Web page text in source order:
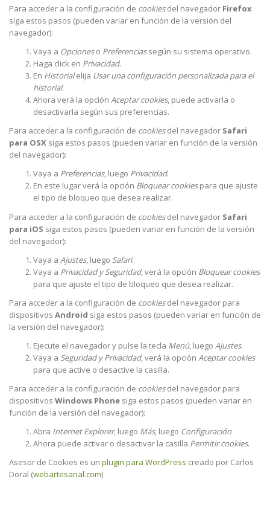
Para acceder a la configuración de cookiesdel navegador Firefox
siga estos pasos (pueden variar en función de la versión del
navegador):
Vaya a Opcioneso Preferenciassegún su sistema operativo.
Haga click en Privacidad.
En Historialelija Usar una configuración personalizada para el
historial.
Ahora verá la opción Aceptar cookies, puede activarla o
desactivarla según sus preferencias.
Para acceder a la configuración de cookiesdel navegador Safari
para OSX siga estos pasos (pueden variar en función de la versión
del navegador):
Vaya a Preferencias, luego Privacidad.
En este lugar verá la opción Bloquear cookiespara que ajuste
el tipo de bloqueo que desea realizar.
Para acceder a la configuración de cookiesdel navegador Safari
para iOS siga estos pasos (pueden variar en función de la versión
del navegador):
Vaya a Ajustes, luego Safari.
Vaya a Privacidad y Seguridad, verá la opción Bloquear cookies
para que ajuste el tipo de bloqueo que desea realizar.
Para acceder a la configuración de cookiesdel navegador para
dispositivos Android siga estos pasos (pueden variar en función de
la versión del navegador):
Ejecute el navegador y pulse la tecla Menú, luego Ajustes.
Vaya a Seguridad y Privacidad, verá la opción Aceptar cookies
para que active o desactive la casilla.
Para acceder a la configuración de cookiesdel navegador para
dispositivos Windows Phone siga estos pasos (pueden variar en
función de la versión del navegador):
Abra Internet Explorer, luego Más, luego Configuración
Ahora puede activar o desactivar la casilla Permitir cookies.
Asesor de Cookies es un plugin para WordPress creado por Carlos
Doral (webartesanal.com)